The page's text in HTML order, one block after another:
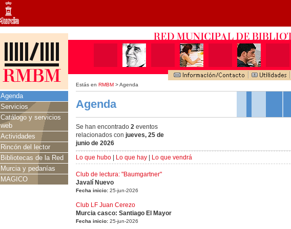
Estás en RMBM > Agenda
Agenda
Servicios
Catálogo y servicios
web
Actividades
Rincón del lector
Bibliotecas de la Red
Murcia y pedanías
MAGICO
Agenda
Se han encontrado 2 eventos
relacionados con jueves, 25 de
junio de 2026
Lo que hubo
Lo que hay Lo que vendrá
Club de lectura: "Baumgartner"
Javalí Nuevo
Fecha inicio: 25-jun-2026
Club LF Juan Cerezo
Murcia casco: Santiago El Mayor
Fecha inicio: 25-jun-2026